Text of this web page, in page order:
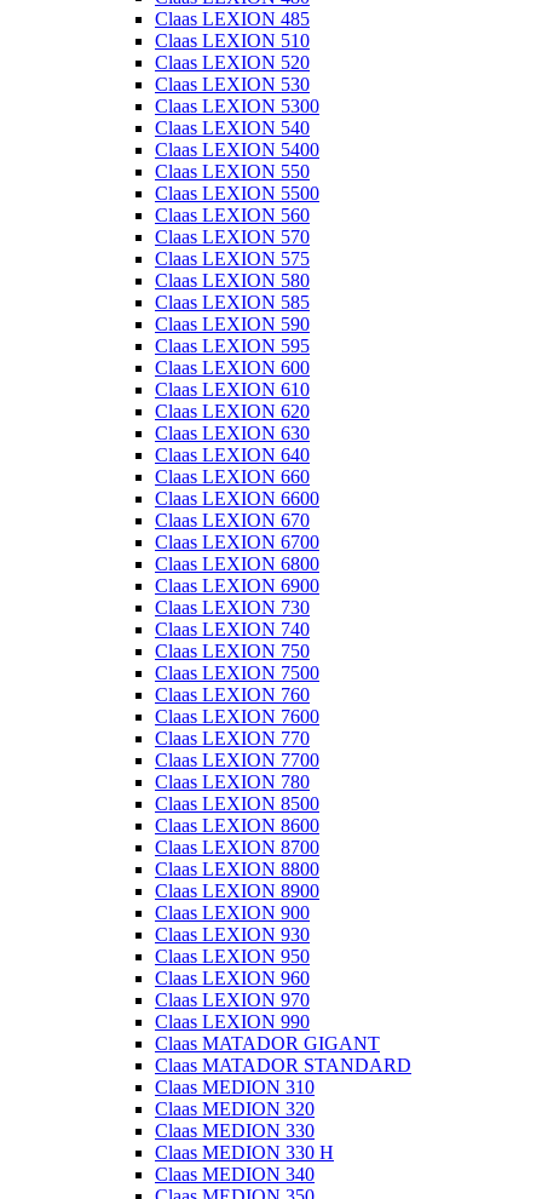
Claas LEXION 485
Claas LEXION 510
Claas LEXION 520
Claas LEXION 530
Claas LEXION 5300
Claas LEXION 540
Claas LEXION 5400
Claas LEXION 550
Claas LEXION 5500
Claas LEXION 560
Claas LEXION 570
Claas LEXION 575
Claas LEXION 580
Claas LEXION 585
Claas LEXION 590
Claas LEXION 595
Claas LEXION 600
Claas LEXION 610
Claas LEXION 620
Claas LEXION 630
Claas LEXION 640
Claas LEXION 660
Claas LEXION 6600
Claas LEXION 670
Claas LEXION 6700
Claas LEXION 6800
Claas LEXION 6900
Claas LEXION 730
Claas LEXION 740
Claas LEXION 750
Claas LEXION 7500
Claas LEXION 760
Claas LEXION 7600
Claas LEXION 770
Claas LEXION 7700
Claas LEXION 780
Claas LEXION 8500
Claas LEXION 8600
Claas LEXION 8700
Claas LEXION 8800
Claas LEXION 8900
Claas LEXION 900
Claas LEXION 930
Claas LEXION 950
Claas LEXION 960
Claas LEXION 970
Claas LEXION 990
Claas MATADOR GIGANT
Claas MATADOR STANDARD
Claas MEDION 310
Claas MEDION 320
Claas MEDION 330
Claas MEDION 330 H
Claas MEDION 340